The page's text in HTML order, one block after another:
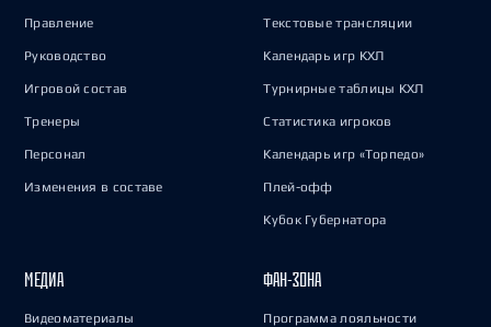
Правление
Руководство
Игровой состав
Тренеры
Персонал
Изменения в составе
Текстовые трансляции
Календарь игр КХЛ
Турнирные таблицы КХЛ
Статистика игроков
Календарь игр «Торпедо»
Плей-офф
Кубок Губернатора
МЕДИА
Видеоматериалы
ФАН-ЗОНА
Программа лояльности